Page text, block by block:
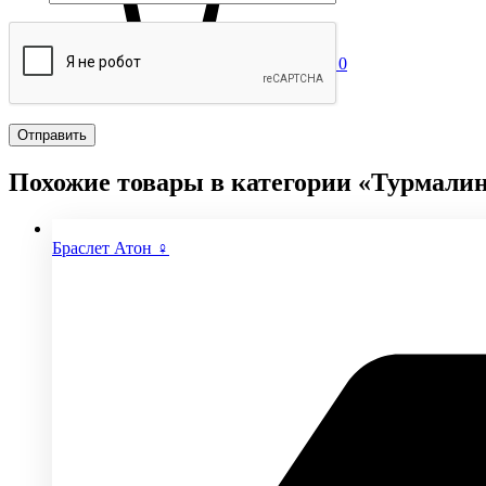
0
Похожие товары в категории
Браслет Атон ♀